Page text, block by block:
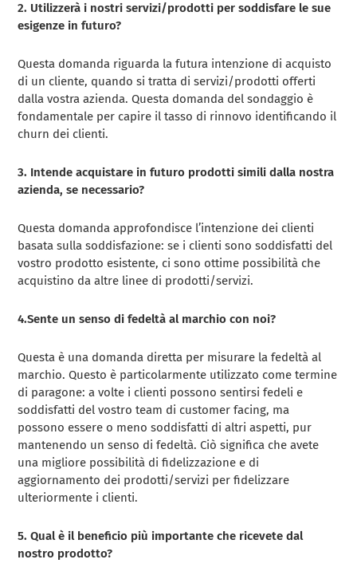
2. Utilizzerà i nostri servizi/prodotti per soddisfare le sue
esigenze in futuro?
Questa domanda riguarda la futura intenzione di acquisto
di un cliente, quando si tratta di servizi/prodotti offerti
dalla vostra azienda. Questa domanda del sondaggio è
fondamentale per capire il tasso di rinnovo identificando il
churn dei clienti.
3. Intende acquistare in futuro prodotti simili dalla nostra
azienda, se necessario?
Questa domanda approfondisce l’intenzione dei clienti
basata sulla soddisfazione: se i clienti sono soddisfatti del
vostro prodotto esistente, ci sono ottime possibilità che
acquistino da altre linee di prodotti/servizi.
4.Sente un senso di fedeltà al marchio con noi?
Questa è una domanda diretta per misurare la fedeltà al
marchio. Questo è particolarmente utilizzato come termine
di paragone: a volte i clienti possono sentirsi fedeli e
soddisfatti del vostro team di customer facing, ma
possono essere o meno soddisfatti di altri aspetti, pur
mantenendo un senso di fedeltà. Ciò significa che avete
una migliore possibilità di fidelizzazione e di
aggiornamento dei prodotti/servizi per fidelizzare
ulteriormente i clienti.
5. Qual è il beneficio più importante che ricevete dal
nostro prodotto?